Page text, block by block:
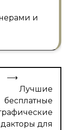
и
Лучшие
бесплатные
для
⟶